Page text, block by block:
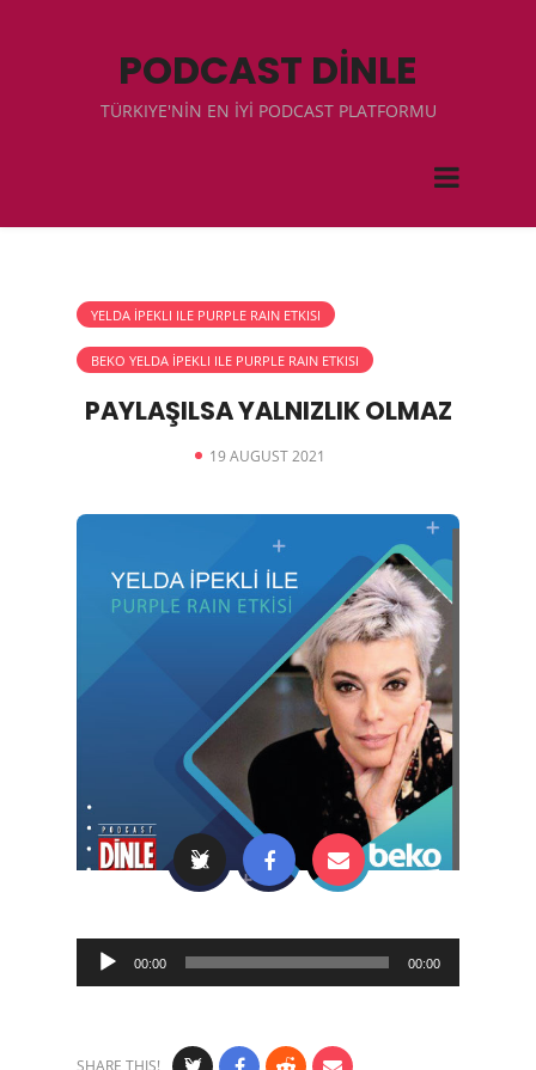
PODCAST DİNLE
TÜRKIYE'NİN EN İYİ PODCAST PLATFORMU
YELDA İPEKLI ILE PURPLE RAIN ETKISI
BEKO YELDA İPEKLI ILE PURPLE RAIN ETKISI
PAYLAŞILSA YALNIZLIK OLMAZ
19 AUGUST 2021
Audio
Player
00:00 00:00
SHARE THIS!